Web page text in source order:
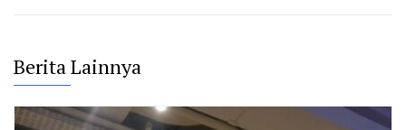
Berita Lainnya